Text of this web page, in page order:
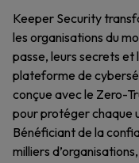
Keeper Security
les organisations du
passe, leurs secrets
plateforme de
conçue avec le Zero-
pour protéger chaque
Bénéficiant de la
milliers